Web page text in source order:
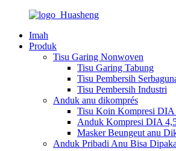
Imah
Produk
Tisu Garing Nonwoven
Tisu Garing Tabung
Tisu Pembersih
Tisu Pembersih Industri
Anduk anu dikomprés
Tisu Koin Kompresi DIA
Anduk Kompresi DIA
Masker Beungeut anu
Anduk Pribadi Anu Bisa